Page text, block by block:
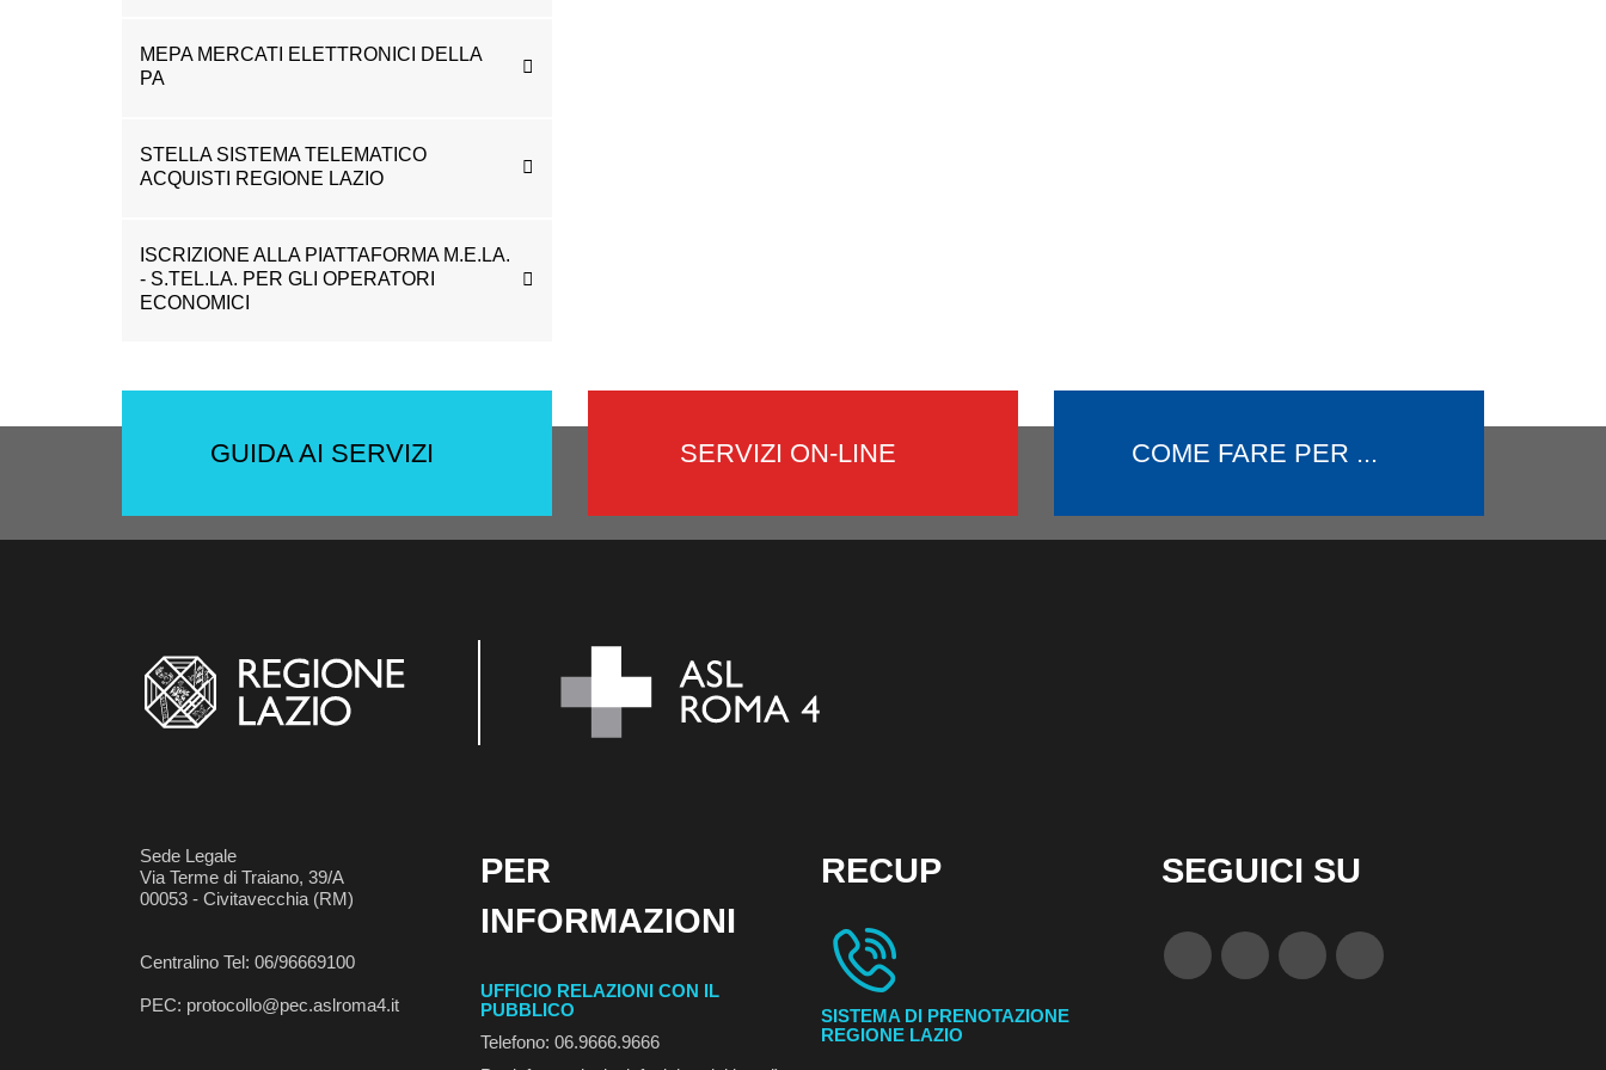
MEPA MERCATI ELETTRONICI DELLA
PA
STELLA SISTEMA TELEMATICO
ACQUISTI REGIONE LAZIO
ISCRIZIONE ALLA PIATTAFORMA M.E.LA.
- S.TEL.LA. PER GLI OPERATORI
ECONOMICI
GUIDA AI SERVIZI SERVIZI ON-LINE COME FARE PER ...
Sede Legale
Via Terme di Traiano, 39/A
00053 - Civitavecchia (RM)
Centralino Tel: 06/96669100
PEC: protocollo@pec.aslroma4.it
PER
INFORMAZIONI
UFFICIO RELAZIONI CON IL
PUBBLICO
Telefono: 06.9666.9666
RECUP
SISTEMA DI PRENOTAZIONE
REGIONE LAZIO
SEGUICI SU